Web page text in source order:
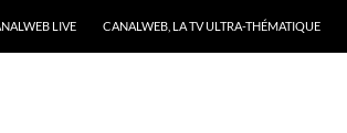
LIVE CANALWEB, LA TV ULTRA-THÉMATIQUE